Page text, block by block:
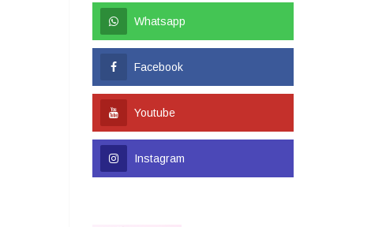
Whatsapp
Facebook
Youtube
Instagram